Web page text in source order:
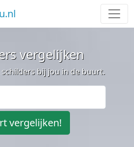
vergelijken
bij jou in de buurt.
vergelijken!